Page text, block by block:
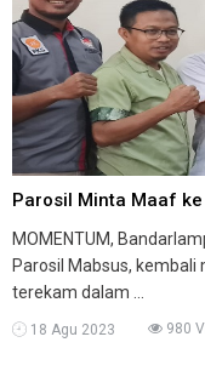
Parosil Minta Maaf ke
MOMENTUM,
Parosil Mabsus,
terekam dalam ...
18 Agu 2023 980